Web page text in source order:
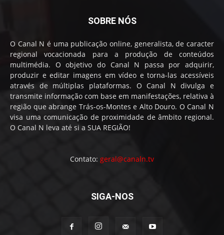
SOBRE NÓS
O Canal N é uma publicação online, generalista, de caracter
regional vocacionada para a produção de conteúdos
multimédia. O objetivo do Canal N passa por adquirir,
produzir e editar imagens em vídeo e torna-las acessíveis
através de múltiplas plataformas. O Canal N divulga e
transmite informação com base em manifestações, relativa à
região que abrange Trás-os-Montes e Alto Douro. O Canal N
visa uma comunicação de proximidade de âmbito regional.
O Canal N leva até si a SUA REGIÃO!
Contato: geral@canaln.tv
SIGA-NOS